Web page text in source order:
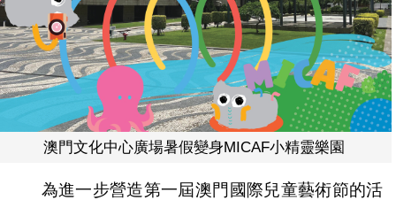
澳門文化中心廣場暑假變身MICAF小精靈樂園
為進一步營造第一屆澳門國際兒童藝術節的活